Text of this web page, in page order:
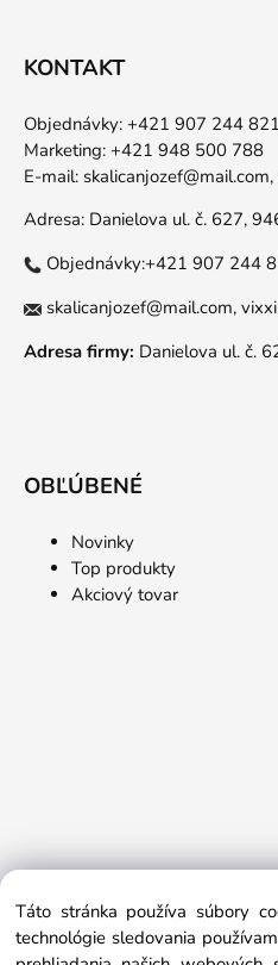
KONTAKT
Objednávky: +421 907 244 821
Marketing: +421 948 500 788
E-mail: skalicanjozef@mail.com,
Adresa: Danielova ul. č. 627,
Objednávky:+421 907 244
skalicanjozef@mail.com,
Adresa firmy: Danielova ul. č.
OBĽÚBENÉ
Novinky
Top produkty
Akciový tovar
Táto stránka používa súbory
technológie sledovania